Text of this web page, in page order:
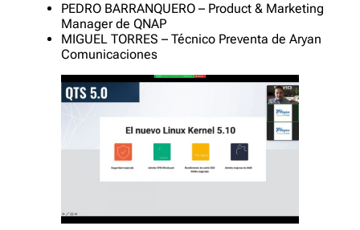
PEDRO BARRANQUERO – Product & Marketing
Manager de QNAP
MIGUEL TORRES – Técnico Preventa de Aryan
Comunicaciones